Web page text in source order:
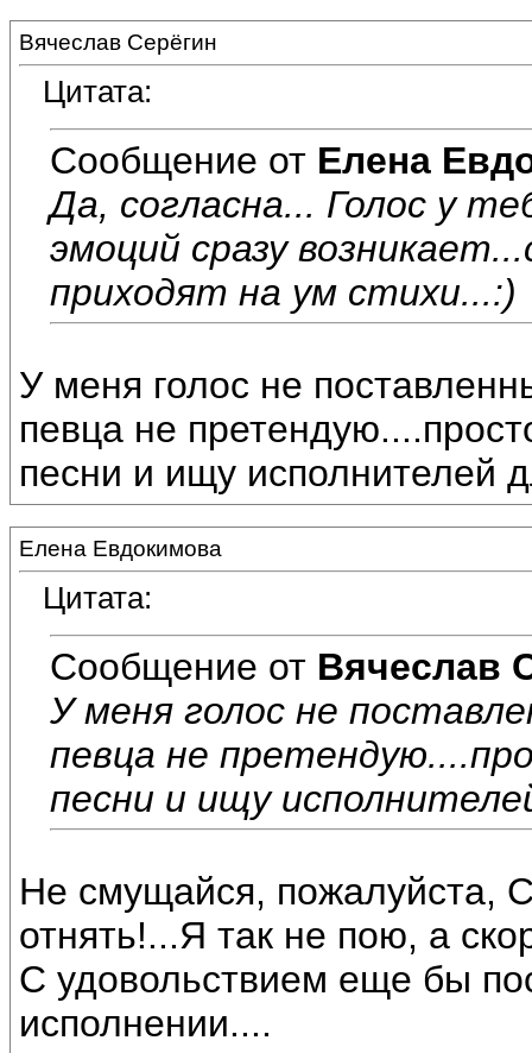
Вячеслав Серёгин
Цитата:
Сообщение от Елена
Да, согласна... Голос у
эмоций сразу
приходят на ум стихи...:)
У меня голос не
певца не
песни и ищу исполнителей
Елена Евдокимова
Цитата:
Сообщение от Вячеслав
У меня голос не
певца не
песни и ищу
Не смущайся, пожалуйста,
отнять!...Я так не пою, а
С удовольствием еще бы
исполнении....